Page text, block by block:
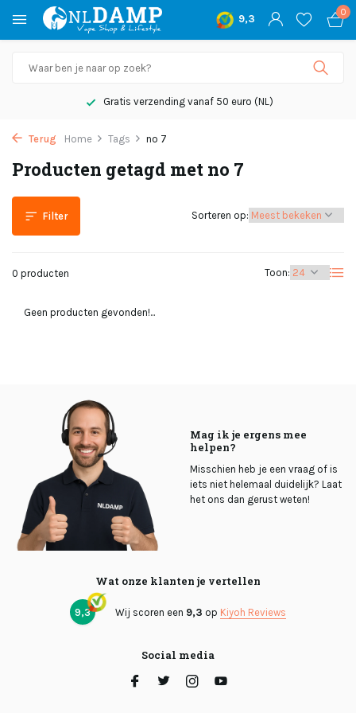
9,3
0
Gratis verzending vanaf 50 euro (NL)
Terug Home Tags no 7
Producten getagd met no 7
Filter
0 producten Toon:
Sorteren op:
Geen producten gevonden!...
Mag ik je ergens mee
helpen?
Misschien heb je een vraag of is
iets niet helemaal duidelijk? Laat
het ons dan gerust weten!
Wat onze klanten je vertellen
9,3 Wij scoren een 9,3 op Kiyoh Reviews
Social media